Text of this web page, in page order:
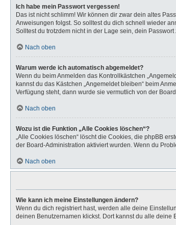
Ich habe mein Passwort vergessen!
Das ist nicht schlimm! Wir können dir zwar dein altes
Anweisungen folgst. So solltest du dich schnell wieder
Solltest du trotzdem nicht in der Lage sein, dein
Nach oben
Warum werde ich automatisch abgemeldet?
Wenn du beim Anmelden das Kontrollkästchen
kannst du das Kästchen „Angemeldet bleiben“ beim
Verfügung steht, dann wurde sie vermutlich von der
Nach oben
Wozu ist die Funktion „Alle Cookies löschen“?
„Alle Cookies löschen“ löscht die Cookies, die phpBB
der Board-Administration aktiviert wurden. Wenn du
Nach oben
Wie kann ich meine Einstellungen ändern?
Wenn du dich registriert hast, werden alle deine
deinen Benutzernamen klickst. Dort kannst du alle deine